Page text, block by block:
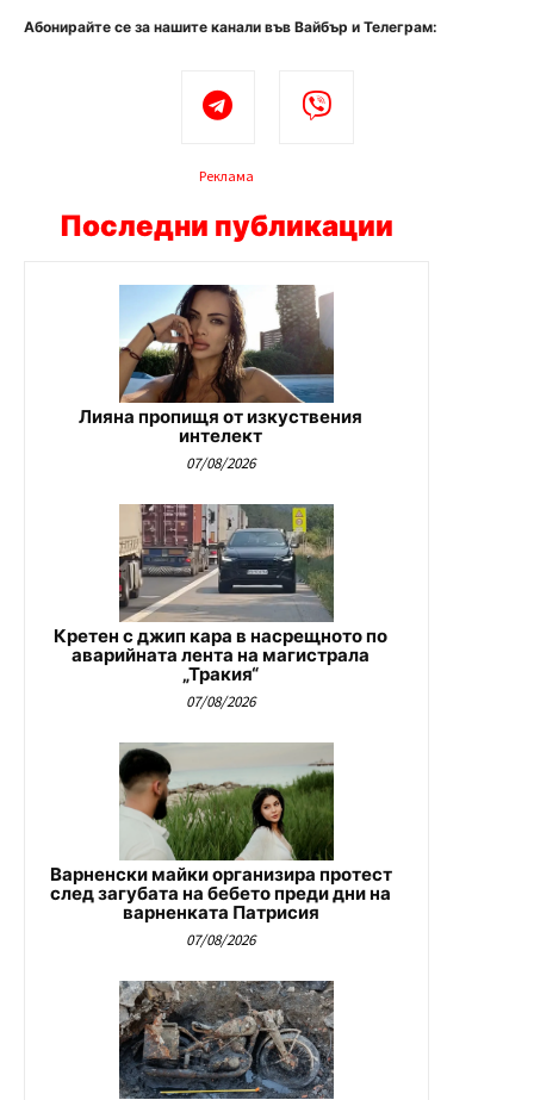
Абонирайте се за нашите канали във Вайбър и Телеграм:
Реклама
Последни публикации
Лияна пропищя от изкуствения
интелект
07/08/2026
Кретен с джип кара в насрещното по
аварийната лента на магистрала
„Тракия“
07/08/2026
Варненски майки организира протест
след загубата на бебето преди дни на
варненката Патрисия
07/08/2026